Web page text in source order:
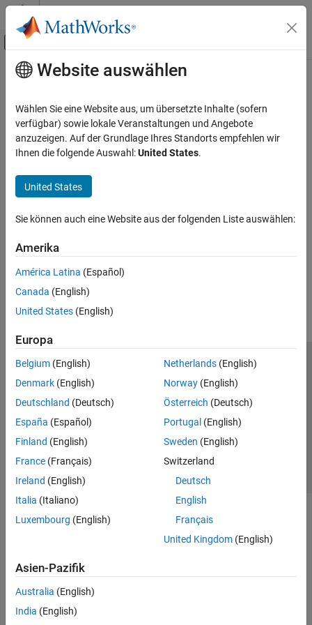
Weiter zum Inhalt
Umschaltung für Off-Canvas-
Startseite der Dokumentation
FPGA, ASIC, and SoC Development
Hauptinhalt
How useful was this information?
Website auswählen
Wählen Sie eine Website aus, um übersetzte Inhalte (sofern
verfügbar) sowie lokale Veranstaltungen und Angebote
anzuzeigen. Auf der Grundlage Ihres Standorts empfehlen wir
Ihnen die folgende Auswahl:United States.
United States
Sie können auch eine Website aus der folgenden Liste auswählen:
Amerika
América Latina (Español)
Canada (English)
United States (English)
Europa
Belgium (English)
Denmark (English)
Deutschland (Deutsch)
España (Español)
Finland (English)
France (Français)
Ireland (English)
Italia (Italiano)
Luxembourg (English)
Netherlands(English)
Norway(English)
Österreich (Deutsch)
Portugal (English)
Sweden (English)
Switzerland
Deutsch
English
Français
United Kingdom(English)
Asien-Pazifik
Australia (English)
India (English)
Trust Center
Datenschutz-Richtlinien
Datendiebstahl verhindern
Status von Anwendungen
© 1994-2026 The MathWorks, Inc.
Website auswählen
Deutschland